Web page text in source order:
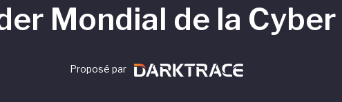
Mondial de la
Proposé par